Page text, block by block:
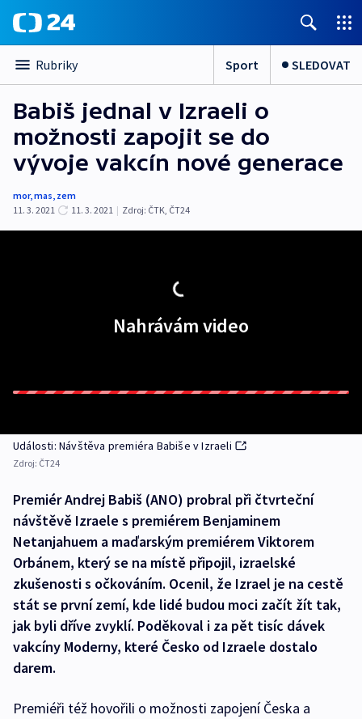
Rubriky Sport SLEDOVAT
Babiš jednal v Izraeli o
možnosti zapojit se do
vývoje vakcín nové generace
mor,mas, zem
11. 3. 2021
11. 3. 2021 | Zdroj: ČTK, ČT24
Nahrávám video
Události: Návštěva premiéra Babiše v Izraeli
Zdroj: ČT24
Premiér Andrej Babiš (ANO) probral při čtvrteční
návštěvě Izraele s premiérem Benjaminem
Netanjahuem a maďarským premiérem Viktorem
Orbánem, který se na místě připojil, izraelské
zkušenosti s očkováním. Ocenil, že Izrael je na cestě
stát se první zemí, kde lidé budou moci začít žít tak,
jak byli dříve zvyklí. Poděkoval i za pět tisíc dávek
vakcíny Moderny, které Česko od Izraele dostalo
darem.
Premiéři též hovořili o možnosti zapojení Česka a